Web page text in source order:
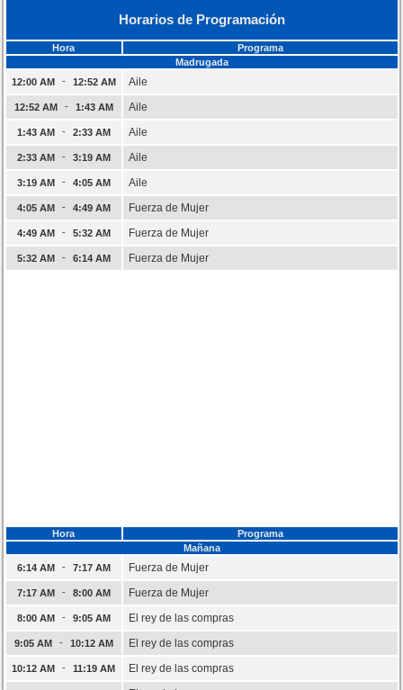
Horarios de Programación
Hora
Programa
Madrugada
12:00 AM
- 12:52 AM Aile
12:52 AM - 1:43 AM Aile
1:43 AM - 2:33 AM Aile
2:33 AM - 3:19 AM Aile
3:19 AM - 4:05 AM Aile
4:05 AM - 4:49 AM Fuerza de Mujer
4:49 AM - 5:32 AM Fuerza de Mujer
5:32 AM - 6:14 AM Fuerza de Mujer
Hora
Programa
Mañana
6:14 AM
- 7:17 AM Fuerza de Mujer
7:17 AM - 8:00 AM Fuerza de Mujer
8:00 AM - 9:05 AM El rey de las compras
9:05 AM - 10:12 AM El rey de las compras
10:12 AM - 11:19 AM El rey de las compras